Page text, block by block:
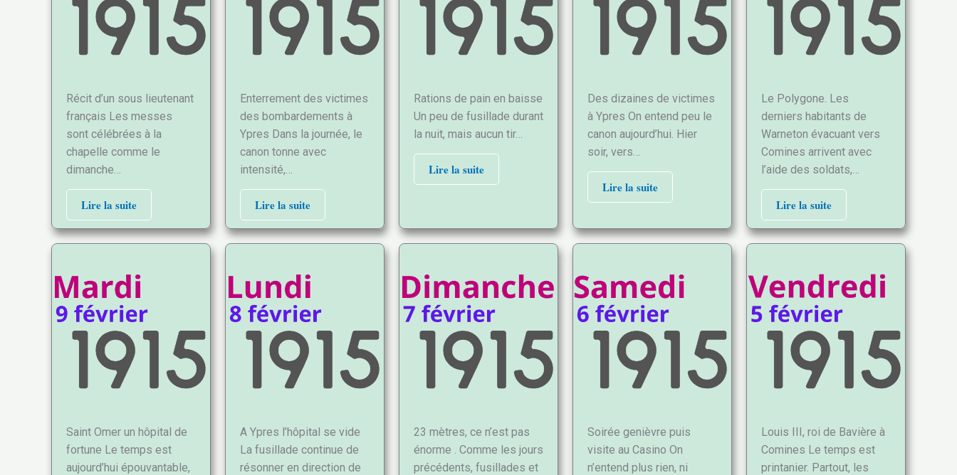
Récit d’un sous lieutenant
français Les messes
sont célébrées à la
chapelle comme le
dimanche…
Lire la suite
Enterrement des victimes
des bombardements à
Ypres Dans la journée, le
canon tonne avec
intensité,…
Lire la suite
Rations de pain en baisse
Un peu de fusillade durant
la nuit, mais aucun tir…
Lire la suite
Des dizaines de victimes
à Ypres On entend peu le
canon aujourd’hui. Hier
soir, vers…
Lire la suite
Le Polygone. Les
derniers habitants de
Warneton évacuant vers
Comines arrivent avec
l’aide des soldats,…
Lire la suite
Saint Omer un hôpital de
fortune Le temps est
aujourd’hui épouvantable,
A Ypres l’hôpital se vide
La fusillade continue de
résonner en direction de
23 mètres, ce n’est pas
énorme . Comme les jours
précédents, fusillades et
Soirée genièvre puis
visite au Casino On
n’entend plus rien, ni
Louis III, roi de Bavière à
Comines Le temps est
printanier. Partout, les